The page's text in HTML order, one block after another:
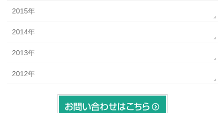
2015年
2014年
2013年
2012年